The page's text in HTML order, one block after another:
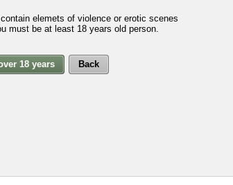
elemets of violence or erotic scenes
must be at least 18 years old person.
18 years Back